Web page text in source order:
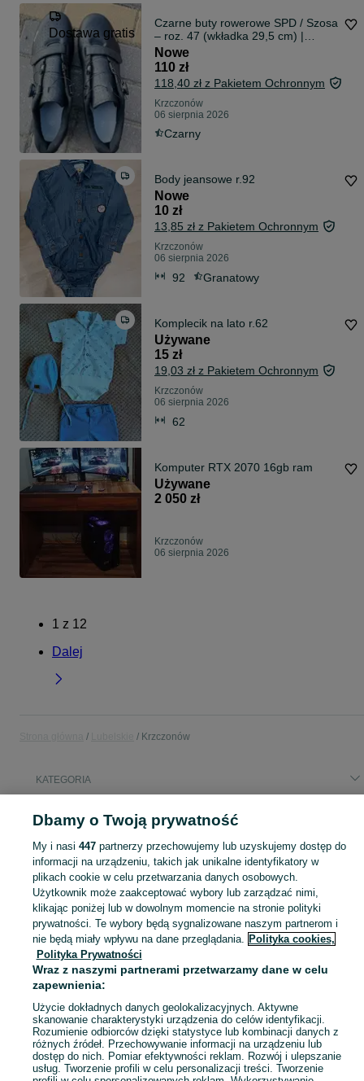
Dostawa gratis
Czarne buty rowerowe SPD / Szosa
– roz. 47 (wkładka 29,5 cm) |
Pokrętło + rzep
Nowe
110 zł
118,40 zł z Pakietem Ochronnym
Krzczonów
06 sierpnia 2026
Czarny
Body jeansowe r.92
Nowe
10 zł
13,85 zł z Pakietem Ochronnym
Krzczonów
06 sierpnia 2026
92 Granatowy
Komplecik na lato r.62
Używane
15 zł
19,03 zł z Pakietem Ochronnym
Krzczonów
06 sierpnia 2026
62
Komputer RTX 2070 16gb ram
Używane
2 050 zł
Krzczonów
06 sierpnia 2026
1 z 12
Dalej
Krzczonów
KATEGORIA
Popularne wyszukiwania
new holland
przyczepa nioski
Zobacz
Mapa kategorii
Mapa miejscowości
Mapa ministron
Popularne wyszukiwania
Dbamy o Twoją prywatność
My i nasi 447partnerzy przechowujemy lub uzyskujemy dostęp do
informacji na urządzeniu, takich jak unikalne identyfikatory w
plikach cookie w celu przetwarzania danych osobowych.
Użytkownik może zaakceptować wybory lub zarządzać nimi,
klikając poniżej lub w dowolnym momencie na stronie polityki
prywatności. Te wybory będą sygnalizowane naszym partnerom i
nie będą miały wpływu na dane przeglądania. Polityka cookies,
Polityka Prywatności
Wraz z naszymi partnerami przetwarzamy dane w celu
zapewnienia:
Użycie dokładnych danych geolokalizacyjnych. Aktywne
skanowanie charakterystyki urządzenia do celów identyfikacji.
Rozumienie odbiorców dzięki statystyce lub kombinacji danych z
różnych źródeł. Przechowywanie informacji na urządzeniu lub
dostęp do nich. Pomiar efektywności reklam. Rozwój i ulepszanie
usług. Tworzenie profili w celu personalizacji treści. Tworzenie